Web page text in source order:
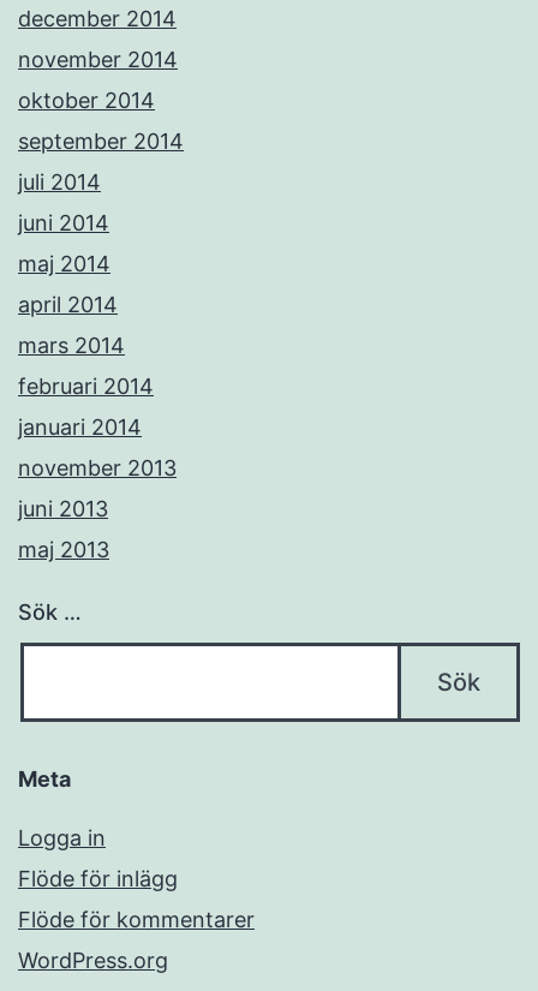
december 2014
november 2014
oktober 2014
september 2014
juli 2014
juni 2014
maj 2014
april 2014
mars 2014
februari 2014
januari 2014
november 2013
juni 2013
maj 2013
Sök …
Meta
Logga in
Flöde för inlägg
Flöde för kommentarer
WordPress.org